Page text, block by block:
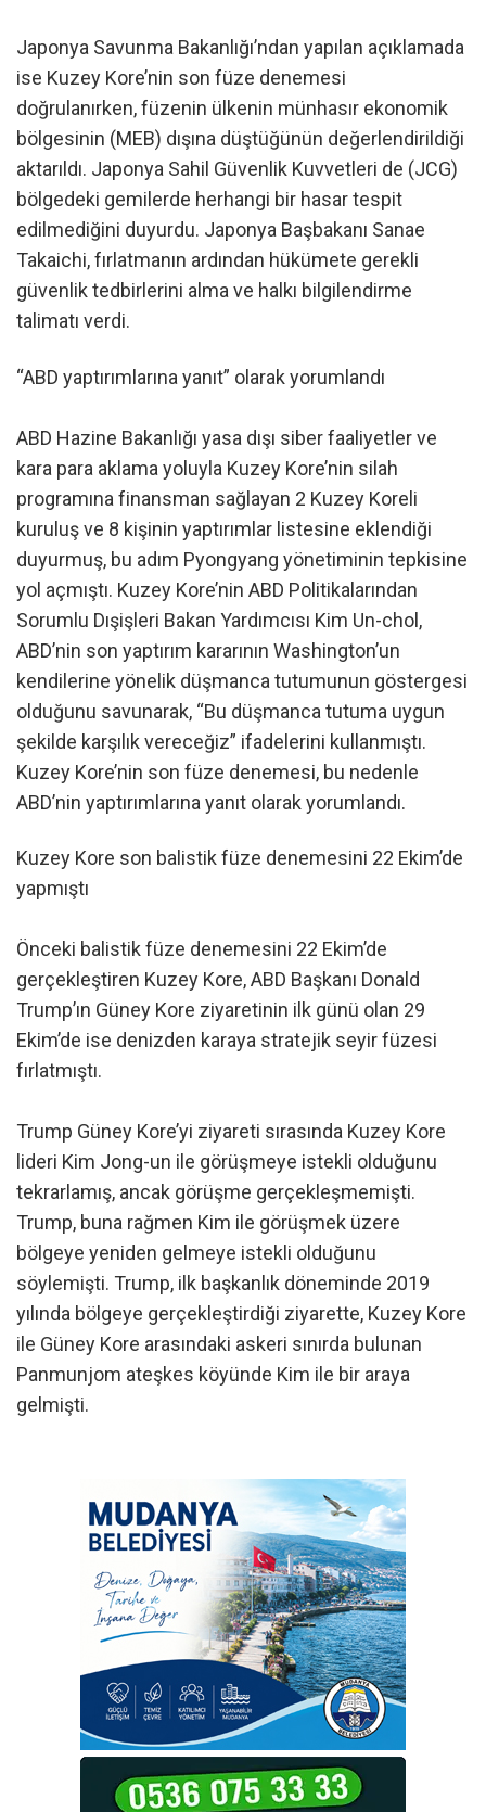
Japonya Savunma Bakanlığı’ndan yapılan açıklamada
ise Kuzey Kore’nin son füze denemesi
doğrulanırken, füzenin ülkenin münhasır ekonomik
bölgesinin (MEB) dışına düştüğünün değerlendirildiği
aktarıldı. Japonya Sahil Güvenlik Kuvvetleri de (JCG)
bölgedeki gemilerde herhangi bir hasar tespit
edilmediğini duyurdu. Japonya Başbakanı Sanae
Takaichi, fırlatmanın ardından hükümete gerekli
güvenlik tedbirlerini alma ve halkı bilgilendirme
talimatı verdi.
“ABD yaptırımlarına yanıt” olarak yorumlandı
ABD Hazine Bakanlığı yasa dışı siber faaliyetler ve
kara para aklama yoluyla Kuzey Kore’nin silah
programına finansman sağlayan 2 Kuzey Koreli
kuruluş ve 8 kişinin yaptırımlar listesine eklendiği
duyurmuş, bu adım Pyongyang yönetiminin tepkisine
yol açmıştı. Kuzey Kore’nin ABD Politikalarından
Sorumlu Dışişleri Bakan Yardımcısı Kim Un-chol,
ABD’nin son yaptırım kararının Washington’un
kendilerine yönelik düşmanca tutumunun göstergesi
olduğunu savunarak, “Bu düşmanca tutuma uygun
şekilde karşılık vereceğiz” ifadelerini kullanmıştı.
Kuzey Kore’nin son füze denemesi, bu nedenle
ABD’nin yaptırımlarına yanıt olarak yorumlandı.
Kuzey Kore son balistik füze denemesini 22 Ekim’de
yapmıştı
Önceki balistik füze denemesini 22 Ekim’de
gerçekleştiren Kuzey Kore, ABD Başkanı Donald
Trump’ın Güney Kore ziyaretinin ilk günü olan 29
Ekim’de ise denizden karaya stratejik seyir füzesi
fırlatmıştı.
Trump Güney Kore’yi ziyareti sırasında Kuzey Kore
lideri Kim Jong-un ile görüşmeye istekli olduğunu
tekrarlamış, ancak görüşme gerçekleşmemişti.
Trump, buna rağmen Kim ile görüşmek üzere
bölgeye yeniden gelmeye istekli olduğunu
söylemişti. Trump, ilk başkanlık döneminde 2019
yılında bölgeye gerçekleştirdiği ziyarette, Kuzey Kore
ile Güney Kore arasındaki askeri sınırda bulunan
Panmunjom ateşkes köyünde Kim ile bir araya
gelmişti.